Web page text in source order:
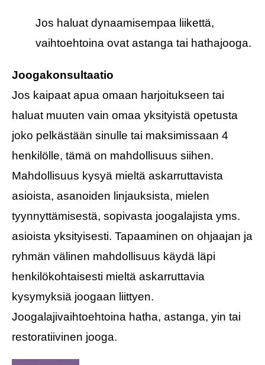
Jos haluat dynaamisempaa liikettä,
vaihtoehtoina ovat astanga tai hathajooga.
Joogakonsultaatio
Jos kaipaat apua omaan harjoitukseen tai
haluat muuten vain omaa yksityistä opetusta
joko pelkästään sinulle tai maksimissaan 4
henkilölle, tämä on mahdollisuus siihen.
Mahdollisuus kysyä mieltä askarruttavista
asioista, asanoiden linjauksista, mielen
tyynnyttämisestä, sopivasta joogalajista yms.
asioista yksityisesti. Tapaaminen on ohjaajan ja
ryhmän välinen mahdollisuus käydä läpi
henkilökohtaisesti mieltä askarruttavia
kysymyksiä joogaan liittyen.
Joogalajivaihtoehtoina hatha, astanga, yin tai
restoratiivinen jooga.